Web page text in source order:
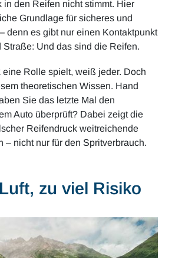
in den Reifen nicht stimmt. Hier
Grundlage für sicheres und
denn es gibt nur einen Kontaktpunkt
Straße: Und das sind die Reifen.
eine Rolle spielt, weiß jeder. Doch
theoretischen Wissen. Hand
Sie das letzte Mal den
Auto überprüft? Dabei zeigt die
Reifendruck weitreichende
– nicht nur für den Spritverbrauch.
zu viel Risiko